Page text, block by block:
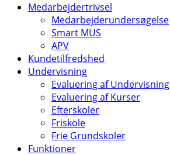
Medarbejdertrivsel
Medarbejderundersøgelse
Smart MUS
APV
Kundetilfredshed
Undervisning
Evaluering af Undervisning
Evaluering af Kurser
Efterskoler
Friskole
Frie Grundskoler
Funktioner